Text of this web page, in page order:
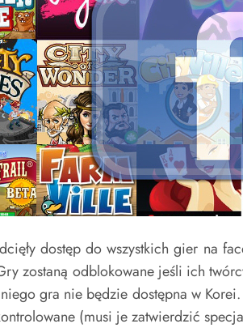
dostęp do wszystkich gier na
zostaną odblokowane jeśli ich
gra nie będzie dostępna w
(musi je zatwierdzić